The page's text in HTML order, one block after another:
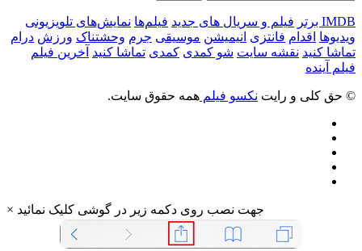
IMDB برتر فیلم و سریال های جدید فیلم‌ها نمایش‌های تلویزیونی
ویدیوها اقدام فانتزی انیمیشن موسیقی جرم وحشتناک ورزش درام
تماشا کنید نقشه سایت شو کمدی کمدی تماشا کنید آخرین فیلم
فیلم آینده
© حق کلی و رایت نکسو فیلم همه حقوق سایت.
× جهت نصب روی دکمه زیر در گوشی کلیک نمائید